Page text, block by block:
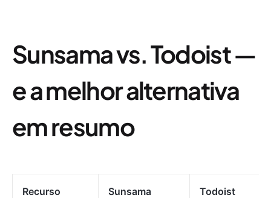
Sunsama vs. Todoist —
e a melhor alternativa
em resumo
Recurso Sunsama Todoist